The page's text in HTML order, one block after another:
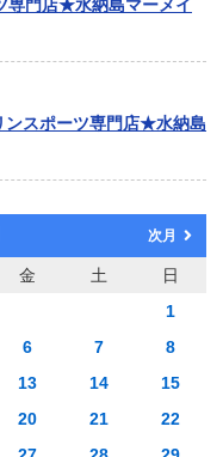
専門店★水納島マーメイ
ンスポーツ専門店★水納島
次月
金 土
日
1
6 7
8
13 14
15
20 21
22